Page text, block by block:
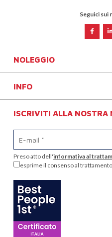
Seguici sui
NOLEGGIO
INFO
ISCRIVITI ALLA NOSTRA
Preso atto dell'informativa al
esprime il consenso al